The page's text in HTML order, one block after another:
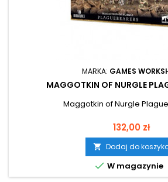
MARKA: GAMES
MAGGOTKIN OF NURGLE
Maggotkin of Nurgle
Cena
132,00 zł
 Dodaj do
 W magazynie